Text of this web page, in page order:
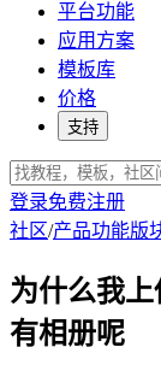
平台功能
应用方案
模板库
价格
支持
登录免费注册
社区/产品功能版
为什么我
有相册呢